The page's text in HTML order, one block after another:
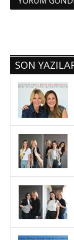
SON